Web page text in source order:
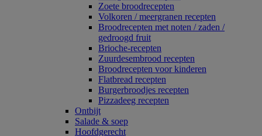
Zoete broodrecepten
Volkoren / meergranen recepten
Broodrecepten met noten / zaden /
gedroogd fruit
Brioche-recepten
Zuurdesembrood recepten
Broodrecepten voor kinderen
Flatbread recepten
Burgerbroodjes recepten
Pizzadeeg recepten
Ontbijt
Salade & soep
Hoofdgerecht